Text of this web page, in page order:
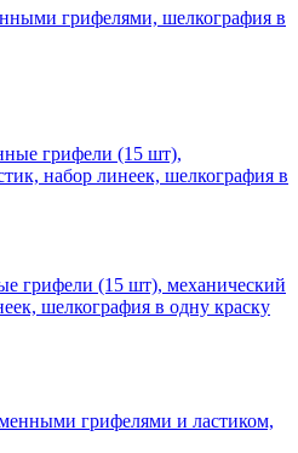
грифелями, шелкография в
грифели (15 шт), механический
шелкография в одну краску